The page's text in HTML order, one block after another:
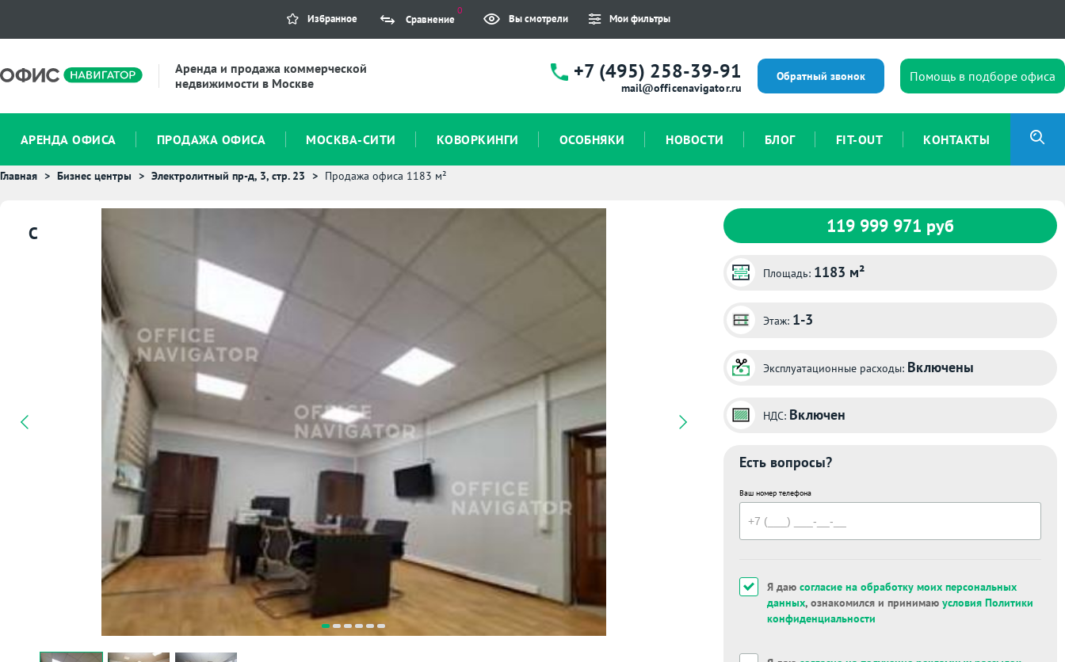
Избранное Сравнение
0
Вы смотрели Мои фильтры
Аренда и продажа коммерческой
недвижимости в Москве
+7 (495) 258-39-91
mail@officenavigator.ru
Обратный звонок Помощь в подборе офиса
АРЕНДА ОФИСА ПРОДАЖА ОФИСА МОСКВА-СИТИ КОВОРКИНГИ ОСОБНЯКИ НОВОСТИ БЛОГ FIT-OUT КОНТАКТЫ
Главная Бизнес центры Электролитный пр-д, 3, стр. 23 Продажа офиса 1183 м²
C 119 999 971 руб
Площадь: 1183 м²
Этаж: 1-3
Эксплуатационные расходы: Включены
НДС: Включен
Есть вопросы?
Ваш номер телефона
Я даю согласие на обработку моих персональных
данных, ознакомился и принимаю условия Политики
конфиденциальности